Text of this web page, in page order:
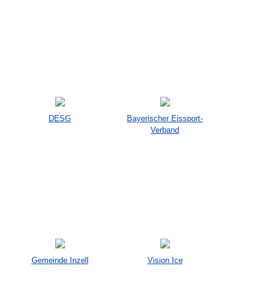
DESG
Bayerischer Eissport-
Verband
Gemeinde Inzell Vision Ice